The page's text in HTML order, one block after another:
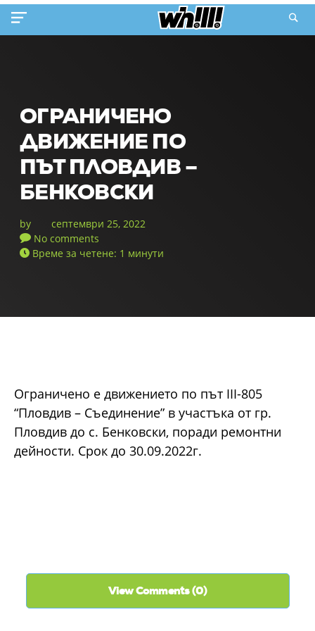
ОГРАНИЧЕНО
ДВИЖЕНИЕ ПО
ПЪТ ПЛОВДИВ –
БЕНКОВСКИ
by
септември 25, 2022
No comments
Време за четене: 1 минути
Ограничено е движението по път III-805
“Пловдив – Съединение” в участъка от гр.
Пловдив до с. Бенковски, поради ремонтни
дейности. Срок до 30.09.2022г.
View Comments (0)